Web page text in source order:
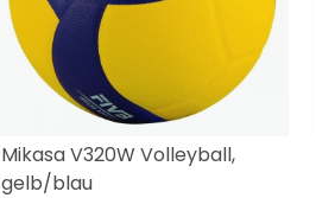
Mikasa V320W Volleyball,
gelb/blau